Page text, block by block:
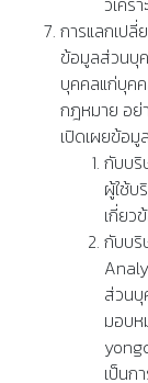
การแลกเปลี่
ข้อมูลส่วนบุค
บุคคลแก่บุค
กฎหมาย อย่
เปิดเผยข้อ
กับบริ
ผู้ใช้บ
เกี่ยว
กับบริ
ส่วนบุ
มอบห
เป็นก